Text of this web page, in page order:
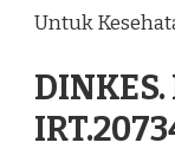
Untuk
DINKES.